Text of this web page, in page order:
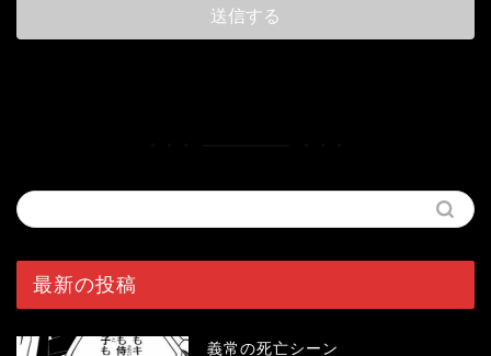
最新の投稿
義常の死亡シーン